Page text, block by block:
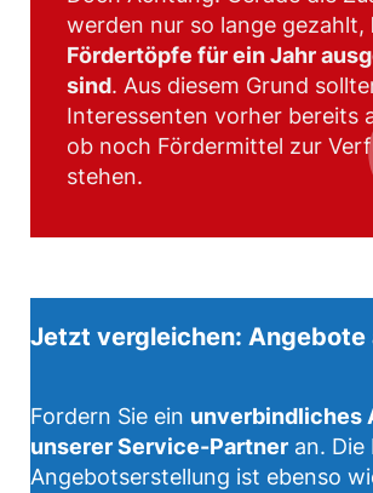
werden nur so lange gezahlt,
Fördertöpfe für ein Jahr
sind. Aus diesem Grund
Interessenten vorher bereits
ob noch Fördermittel zur
stehen.
Jetzt vergleichen: Angebote
Fordern Sie ein unverbindliches
unserer Service-Partner an. Die
Angebotserstellung ist ebenso